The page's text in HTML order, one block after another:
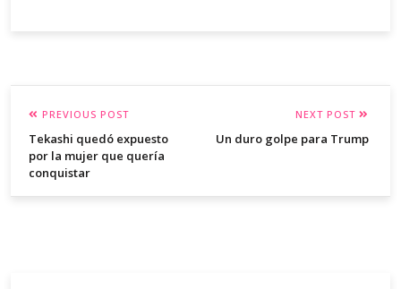
PREVIOUS POST
Tekashi quedó expuesto
por la mujer que quería
conquistar
NEXT POST
Un duro golpe para Trump